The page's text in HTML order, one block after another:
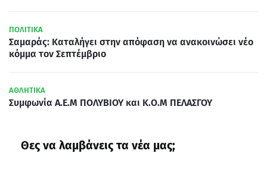
ΠΟΛΙΤΙΚΑ
Σαμαράς: Καταλήγει στην απόφαση να ανακοινώσει νέο
κόμμα τον Σεπτέμβριο
ΑΘΛΗΤΙΚΑ
Συμφωνία Α.Ε.Μ ΠΟΛΥΒΙΟΥ και Κ.Ο.Μ ΠΕΛΑΣΓΟΥ
Θες να λαμβάνεις τα νέα μας;